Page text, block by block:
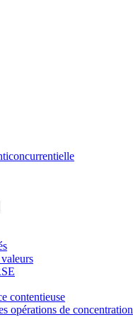
contentieuse
opérations de concentration